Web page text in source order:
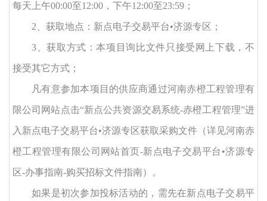
每天上午00:00至12:00，下午12:00至23:59；
2、获取地点：新点电子交易平台•济源专区；
3、获取方式：本项目询比文件只接受网上下载，不
接受其它方式；
凡有意参加本项目的供应商通过河南赤橙工程管理有
限公司网站点击“新点公共资源交易系统-赤橙工程管理”进
入新点电子交易平台•济源专区获取采购文件（详见河南赤
橙工程管理有限公司网站首页-新点电子交易平台•济源专
区-办事指南-购买招标文件指南）。
如果是初次参加投标活动的，需先在新点电子交易平